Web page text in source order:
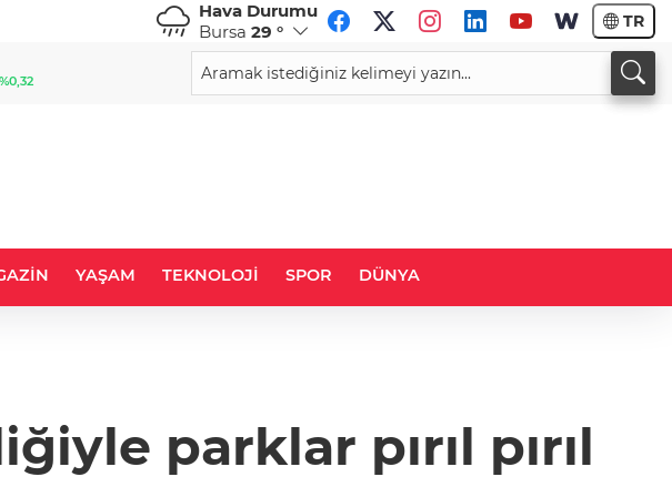
Hava Durumu
Bursa 29 ° TR
%0,38
CHF
59,0083%0,82
34,1883
YAŞAM TEKNOLOJİ SPOR DÜNYA
parklar pırıl pırıl